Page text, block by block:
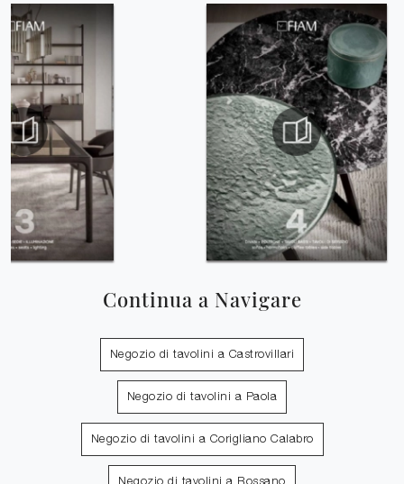
Continua a Navigare
Negozio di tavolini a Castrovillari
Negozio di tavolini a Paola
Negozio di tavolini a Corigliano Calabro
Negozio di tavolini a Rossano